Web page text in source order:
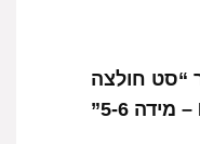
“סט חולצה